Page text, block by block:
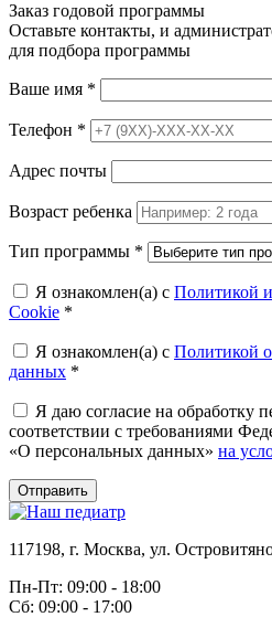
Заказ годовой программы
Оставьте контакты, и
для подбора программы
Ваше имя *
Телефон *
Адрес почты
Возраст ребенка
Тип программы *
Я ознакомлен(а) с Политикой
Cookie *
Я ознакомлен(а) с Политикой
данных *
Я даю согласие на обработку
соответствии с требованиями
«О персональных данных» на
Отправить
117198, г. Москва, ул.
Пн-Пт: 09:00 - 18:00
Сб: 09:00 - 17:00